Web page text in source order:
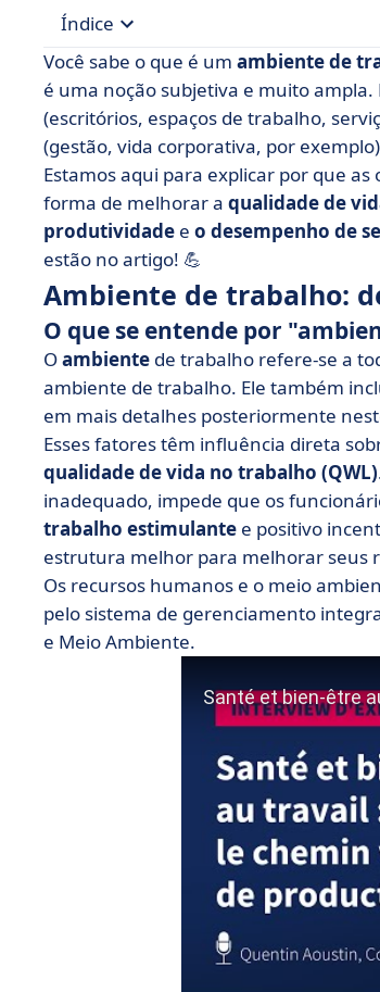
Índice
• Ambiente de trabalho: definição
• Como você pode criar um
• Que ferramentas você deve usar
• O impacto de um bom ambiente
• Tendências emergentes para
• Um ambiente de trabalho ideal
Você sabe o que é um ambiente de
é uma noção subjetiva e muito
(escritórios, espaços de trabalho,
(gestão, vida corporativa, por
Estamos aqui para explicar por que
forma de melhorar a qualidade de
produtividade e o desempenho de
estão no artigo! 💪
Ambiente de trabalho:
O que se entende por
Oambiente de trabalho refere-se a
ambiente de trabalho. Ele também
em mais detalhes posteriormente
Esses fatores têm influência direta
qualidade de vida no trabalho (QWL)
inadequado, impede que os
trabalho estimulante e positivo
estrutura melhor para melhorar seus
Os recursos humanos e o meio
pelo sistema de gerenciamento
e Meio Ambiente.